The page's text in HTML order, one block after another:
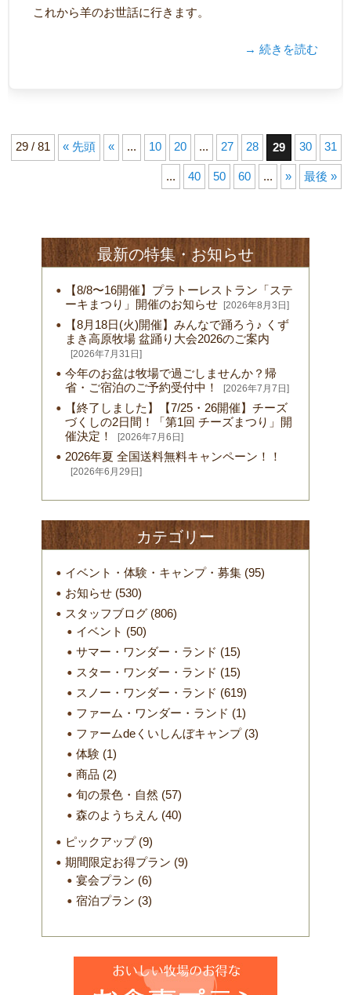
これから羊のお世話に行きます。
→ 続きを読む
29 / 81 « 先頭 « ... 10 20 ... 27 28 29 30 31
... 40 50 60 ... » 最後 »
最新の特集・お知らせ
【8/8〜16開催】プラトーレストラン「ステ
ーキまつり」開催のお知らせ
[2026年8月3日]
【8月18日(火)開催】みんなで踊ろう♪ くず
まき高原牧場 盆踊り大会2026のご案内
[2026年7月31日]
今年のお盆は牧場で過ごしませんか？帰
省・ご宿泊のご予約受付中！
[2026年7月7日]
【終了しました】【7/25・26開催】チーズ
づくしの2日間！「第1回 チーズまつり」開
催決定！
[2026年7月6日]
2026年夏 全国送料無料キャンペーン！！
[2026年6月29日]
カテゴリー
イベント・体験・キャンプ・募集(95)
お知らせ(530)
スタッフブログ(806)
イベント (50)
サマー・ワンダー・ランド (15)
スター・ワンダー・ランド (15)
スノー・ワンダー・ランド (619)
ファーム・ワンダー・ランド (1)
ファームdeくいしんぼキャンプ(3)
体験 (1)
商品 (2)
旬の景色・自然 (57)
森のようちえん (40)
ピックアップ(9)
期間限定お得プラン (9)
宴会プラン (6)
宿泊プラン (3)